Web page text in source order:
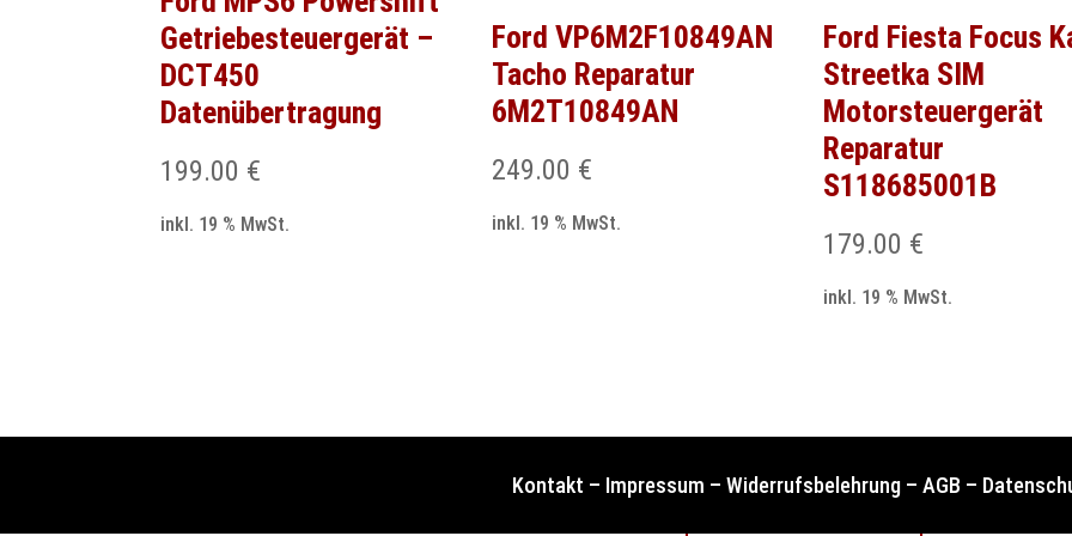
Getriebesteuergerät –
DCT450
Datenübertragung
199.00 €
inkl. 19 % MwSt.
Ford VP6M2F10849AN
Tacho Reparatur
6M2T10849AN
249.00 €
inkl. 19 % MwSt.
Ford Fiesta Focus
Streetka SIM
Motorsteuergerät
Reparatur
S118685001B
179.00 €
inkl. 19 % MwSt.
Kontakt – Impressum – Widerrufsbelehrung – AGB –